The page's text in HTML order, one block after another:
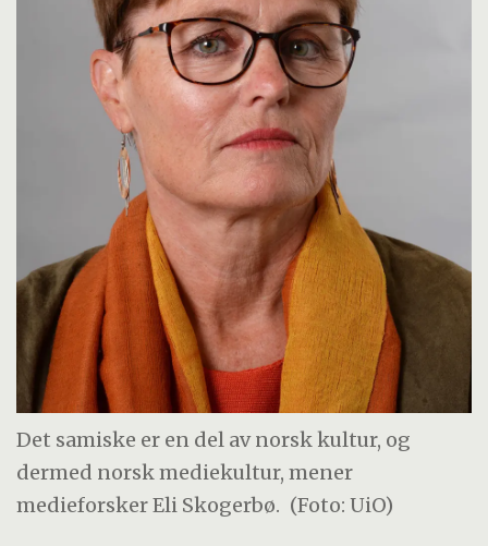
Det samiske er en del av norsk kultur, og
dermed norsk mediekultur, mener
medieforsker Eli Skogerbø. (Foto: UiO)